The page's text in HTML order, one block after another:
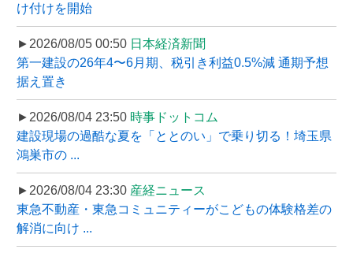
け付けを開始
►2026/08/05 00:50 日本経済新聞
第一建設の26年4〜6月期、税引き利益0.5%減 通期予想
据え置き
►2026/08/04 23:50 時事ドットコム
建設現場の過酷な夏を「ととのい」で乗り切る！埼玉県
鴻巣市の ...
►2026/08/04 23:30 産経ニュース
東急不動産・東急コミュニティーがこどもの体験格差の
解消に向け ...